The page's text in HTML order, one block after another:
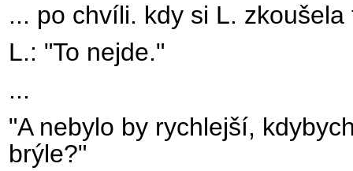
... po chvíli. kdy si L. zkoušela
L.: "To nejde."
...
"A nebylo by rychlejší,
brýle?"